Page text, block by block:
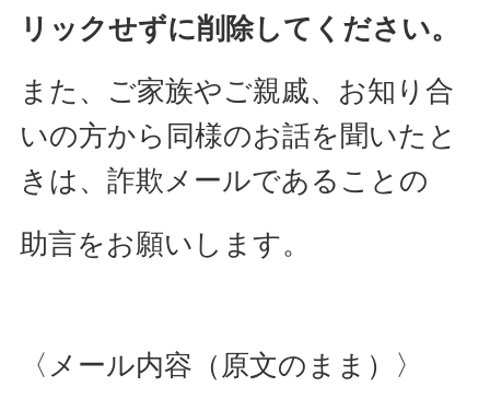
リックせずに削除してください。
また、ご家族やご親戚、お知り合
いの方から同様のお話を聞いたと
きは、詐欺メールであることの
助言をお願いします。
〈メール内容（原文のまま）〉